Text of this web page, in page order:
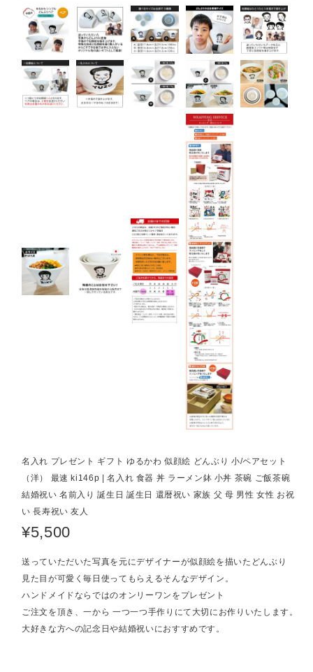
名入れ プレゼント ギフト ゆるかわ 似顔絵 どんぶり 小/ペアセット
（洋） 最速 ki146p | 名入れ 食器 丼 ラーメン鉢 小丼 茶碗 ご飯茶碗
結婚祝い 名前入り 誕生日 誕生日 還暦祝い 家族 父 母 男性 女性 お祝
い 長寿祝い 友人
¥5,500
送っていただいた写真を元にデザイナーが似顔絵を描いたどんぶり
見た目が可愛く毎日使ってもらえるそんなデザイン。
ハンドメイドならではのオンリーワンをプレゼント
ご注文を頂き、一から 一つ一つ手作りにて大切にお作りいたします。
大好きな方への記念日や結婚祝いにおすすめです。